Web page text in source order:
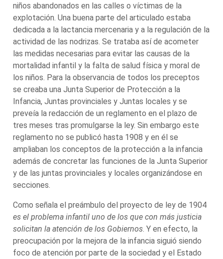
niños abandonados en las calles o víctimas de la
explotación. Una buena parte del articulado estaba
dedicada a la lactancia mercenaria y a la regulación de la
actividad de las nodrizas. Se trataba así de acometer
las medidas necesarias para evitar las causas de la
mortalidad infantil y la falta de salud física y moral de
los niños. Para la observancia de todos los preceptos
se creaba una Junta Superior de Protección a la
Infancia, Juntas provinciales y Juntas locales y se
preveía la redacción de un reglamento en el plazo de
tres meses tras promulgarse la ley. Sin embargo este
reglamento no se publicó hasta 1908 y en él se
ampliaban los conceptos de la protección a la infancia
además de concretar las funciones de la Junta Superior
y de las juntas provinciales y locales organizándose en
secciones.
Como señala el preámbulo del proyecto de ley de 1904
es el problema infantil uno de los que con más justicia
solicitan la atención de los Gobiernos . Y en efecto, la
preocupación por la mejora de la infancia siguió siendo
foco de atención por parte de la sociedad y el Estado